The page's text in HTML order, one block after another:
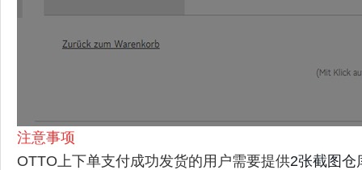
注意事项
OTTO上下单支付成功发货的用户需要提供2张截图仓